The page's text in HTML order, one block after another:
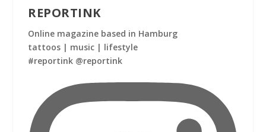
REPORTINK
Online magazine based in Hamburg
tattoos | music | lifestyle
#reportink @reportink